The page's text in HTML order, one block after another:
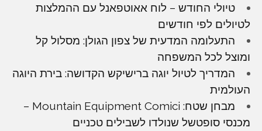
טיולי החודש – לוח אאוטפאנל עם ההמלצות
לטיולים לפי חודשים
התעלומה המדעית של צפון הגולן: מסלול קל
ומוצל לכל המשפחה
המדריך לטיול יוגה ברישיקש הקדושה: בירת היוגה
העולמית
מבחן שטח: Mountain Equipment Comici –
מכנסי סופטשל שנולדו לשבילים טכניים